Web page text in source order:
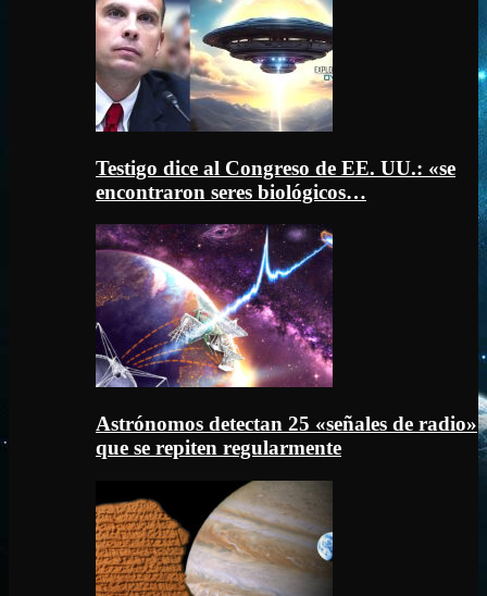
Testigo dice al Congreso de EE. UU.: «se
encontraron seres biológicos…
Astrónomos detectan 25 «señales de radio»
que se repiten regularmente